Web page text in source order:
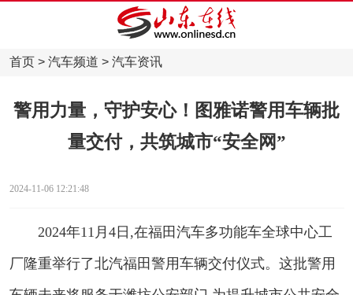
首页> 汽车频道 > 汽车资讯
警用力量，守护安心！图雅诺警用车辆批
量交付，共筑城市“安全网”
2024-11-06 12:21:48
2024年11月4日,在福田汽车多功能车全球中心工
厂隆重举行了北汽福田警用车辆交付仪式。这批警用